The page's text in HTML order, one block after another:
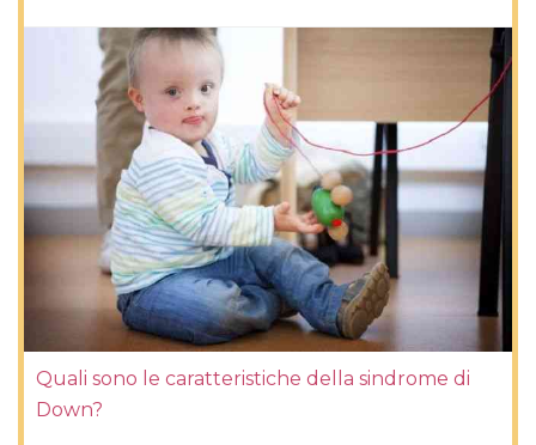
Quali sono le caratteristiche della sindrome di
Down?